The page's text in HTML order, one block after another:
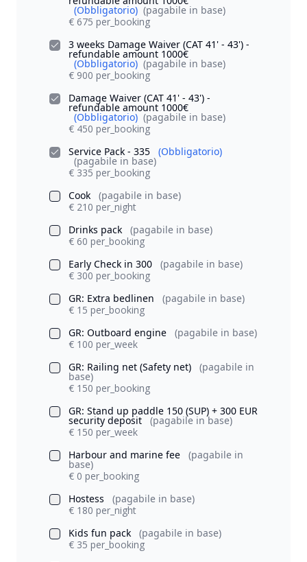
(Obbligatorio) (pagabile in base)
€ 675 per_booking
3 weeks Damage Waiver (CAT 41' - 43') -
refundable amount 1000€
(Obbligatorio) (pagabile in base)
€ 900 per_booking
Damage Waiver (CAT 41' - 43') -
refundable amount 1000€
(Obbligatorio) (pagabile in base)
€ 450 per_booking
Service Pack - 335
(Obbligatorio)
(pagabile in base)
€ 335 per_booking
Cook
(pagabile in base)
€ 210 per_night
Drinks pack
(pagabile in base)
€ 60 per_booking
Early Check in 300
(pagabile in base)
€ 300 per_booking
GR: Extra bedlinen
(pagabile in base)
€ 15 per_booking
GR: Outboard engine
(pagabile in base)
€ 100 per_week
GR: Railing net (Safety net)
(pagabile in
base)
€ 150 per_booking
GR: Stand up paddle 150 (SUP) + 300 EUR
security deposit
(pagabile in base)
€ 150 per_week
Harbour and marine fee
(pagabile in
base)
€ 0 per_booking
Hostess
(pagabile in base)
€ 180 per_night
Kids fun pack
(pagabile in base)
€ 35 per_booking